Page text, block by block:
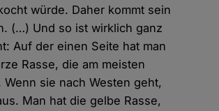
würde. Daher kommt sein
(…) Und so ist wirklich ganz
Auf der einen Seite hat man
Rasse, die am meisten
Wenn sie nach Westen geht,
Man hat die gelbe Rasse,